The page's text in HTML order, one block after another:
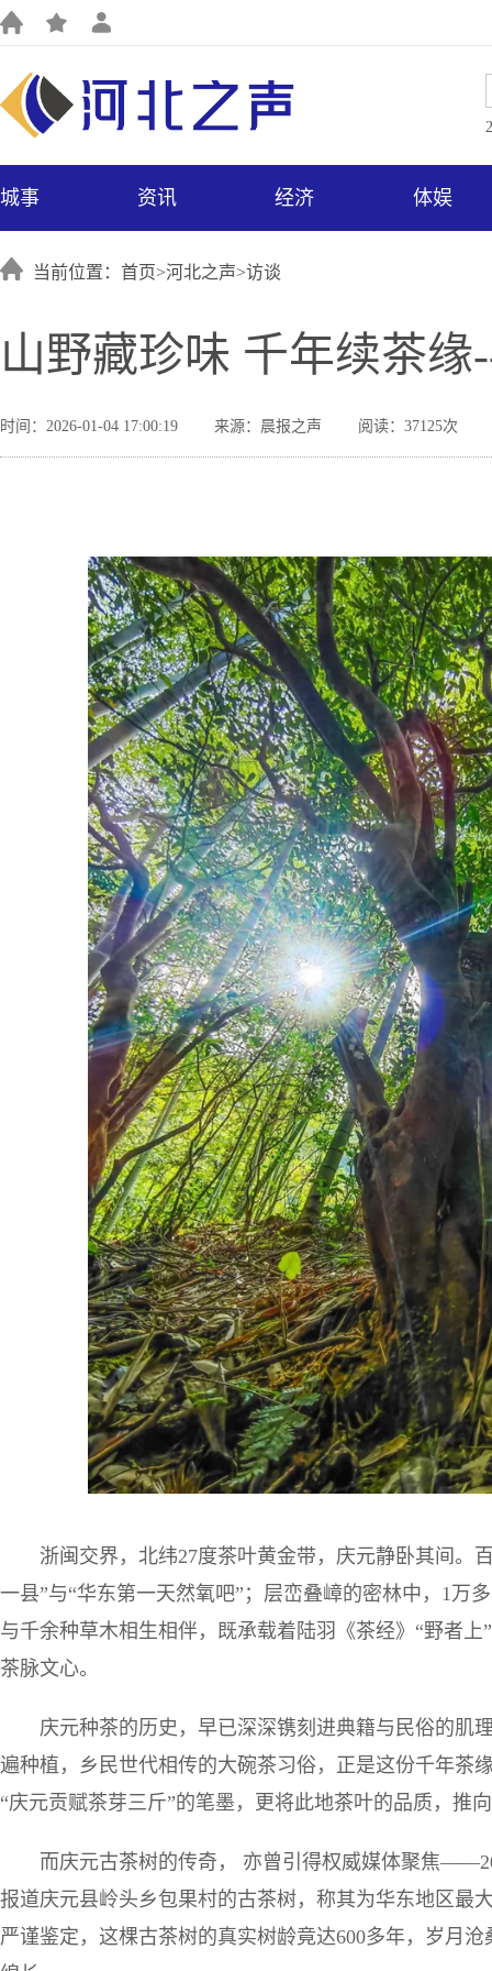
城事 资讯 经济 体娱
当前位置：首页>河北之声>访谈
山野藏珍味 千年续茶
时间：2026-01-04 17:00:19 来源：晨报之声 阅读：37125次
浙闽交界，北纬27度茶叶黄金带，庆元静卧其间。
一县”与“华东第一天然氧吧”；层峦叠嶂的密林中，1万
与千余种草木相生相伴，既承载着陆羽《茶经》“野者
茶脉文心。
庆元种茶的历史，早已深深镌刻进典籍与民俗的肌
遍种植，乡民世代相传的大碗茶习俗，正是这份千年茶
“庆元贡赋茶芽三斤”的笔墨，更将此地茶叶的品质，推
而庆元古茶树的传奇， 亦曾引得权威媒体聚焦
报道庆元县岭头乡包果村的古茶树，称其为华东地区最
严谨鉴定，这棵古茶树的真实树龄竟达600多年，岁月